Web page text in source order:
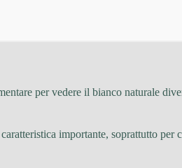
per vedere il bianco naturale
importante, soprattutto per